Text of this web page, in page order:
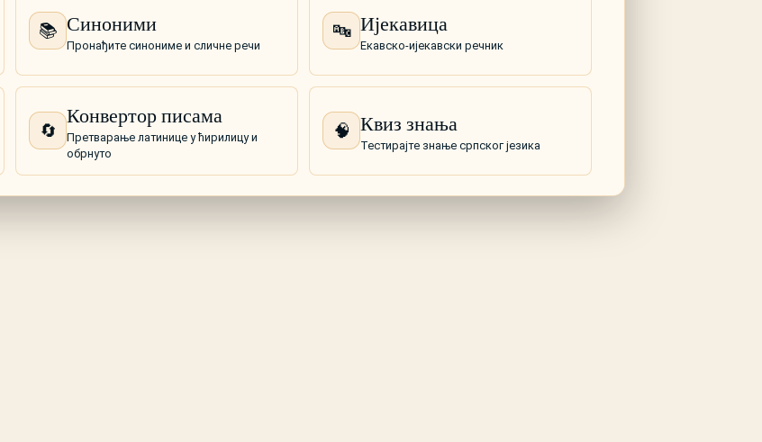
📚 Синоними
Пронађите синониме и сличне речи
🔤 Ијекавица
Екавско-ијекавски речник
🔄
Конвертор писама
Претварање латинице у ћирилицу и
обрнуто
🧠 Квиз знања
Тестирајте знање српског језика